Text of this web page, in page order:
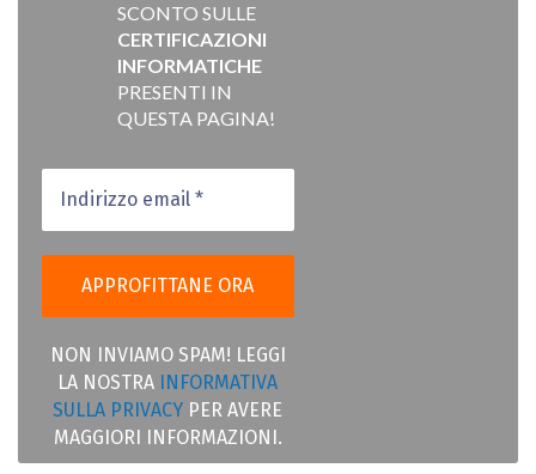
SCONTO SULLE
CERTIFICAZIONI
INFORMATICHE
PRESENTI IN
QUESTA PAGINA!
NON INVIAMO SPAM! LEGGI
LA NOSTRA
INFORMATIVA
SULLA PRIVACY PER AVERE
MAGGIORI INFORMAZIONI.